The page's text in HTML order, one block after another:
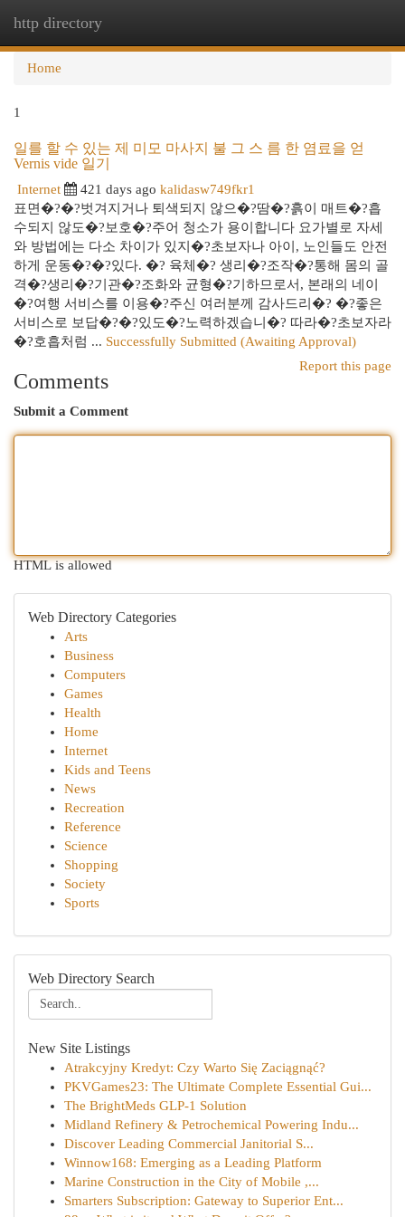
http directory
Home
1
일를 할 수 있는 제 미모 마사지 불 그 스 름 한 염료을 얻
Vernis vide 일기
Internet 421 days ago kalidasw749fkr1
표면�?�?벗겨지거나 퇴색되지 않으�?땀�?흙이 매트�?흡
수되지 않도�?보호�?주어 청소가 용이합니다 요가별로 자세
와 방법에는 다소 차이가 있지�?초보자나 아이, 노인들도 안전
하게 운동�?�?있다. �? 육체�? 생리�?조작�?통해 몸의 골
격�?생리�?기관�?조화와 균형�?기하므로서, 본래의 네이
�?여행 서비스를 이용�?주신 여러분께 감사드리�? �?좋은
서비스로 보답�?�?있도�?노력하겠습니�? 따라�?초보자라
�?호흡처럼 ... Successfully Submitted (Awaiting Approval)
Report this page
Comments
Submit a Comment
HTML is allowed
Web Directory Categories
Arts
Business
Computers
Games
Health
Home
Internet
Kids and Teens
News
Recreation
Reference
Science
Shopping
Society
Sports
Web Directory Search
New Site Listings
Atrakcyjny Kredyt: Czy Warto Się Zaciągnąć?
PKVGames23: The Ultimate Complete Essential Gui...
The BrightMeds GLP-1 Solution
Midland Refinery & Petrochemical Powering Indu...
Discover Leading Commercial Janitorial S...
Winnow168: Emerging as a Leading Platform
Marine Construction in the City of Mobile ,...
Smarters Subscription: Gateway to Superior Ent...